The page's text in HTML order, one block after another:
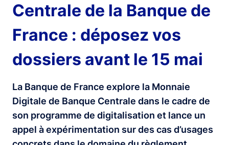
Centrale de la Banque de
France : déposez vos
dossiers avant le 15 mai
La Banque de France explore la Monnaie
Digitale de Banque Centrale dans le cadre de
son programme de digitalisation et lance un
appel à expérimentation sur des cas d’usages